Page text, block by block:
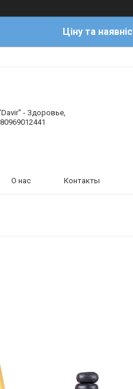
Ціну та
- Здоровье,
О нас Контакты